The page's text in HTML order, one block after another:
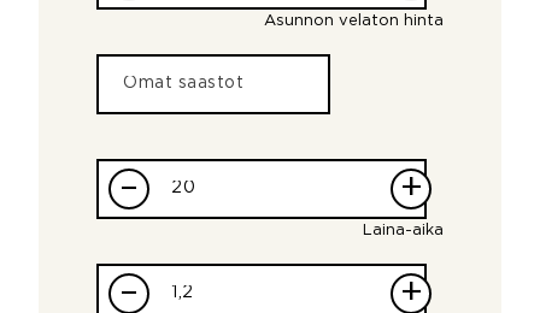
Asunnon velaton hinta
– +
Laina-aika
– +